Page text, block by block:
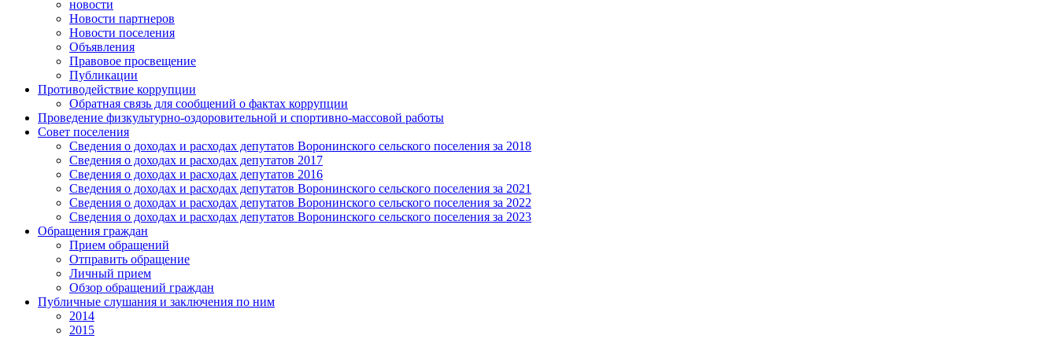
новости
Новости партнеров
Новости поселения
Объявления
Правовое просвещение
Публикации
Противодействие коррупции
Обратная связь для сообщений о фактах коррупции
Проведение физкультурно-оздоровительной и спортивно-массовой работы
Совет поселения
Сведения о доходах и расходах депутатов Воронинского сельского поселения за 2018
Сведения о доходах и расходах депутатов 2017
Сведения о доходах и расходах депутатов 2016
Сведения о доходах и расходах депутатов Воронинского сельского поселения за 2021
Сведения о доходах и расходах депутатов Воронинского сельского поселения за 2022
Сведения о доходах и расходах депутатов Воронинского сельского поселения за 2023
Обращения граждан
Прием обращений
Отправить обращение
Личный прием
Обзор обращений граждан
Публичные слушания и заключения по ним
2014
2015